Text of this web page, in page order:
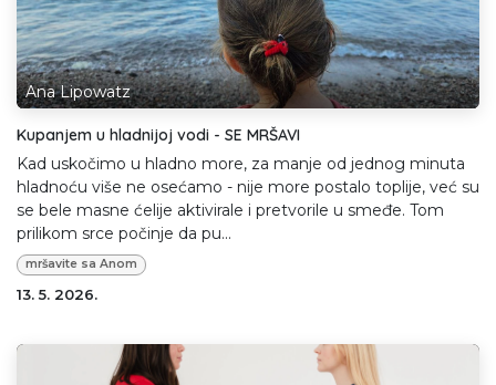
Ana Lipowatz
Kupanjem u hladnijoj vodi - SE MRŠAVI
Kad uskočimo u hladno more, za manje od jednog minuta
hladnoću više ne osećamo - nije more postalo toplije, već su
se bele masne ćelije aktivirale i pretvorile u smeđe. Tom
prilikom srce počinje da pu...
mršavite sa Anom
13. 5. 2026.